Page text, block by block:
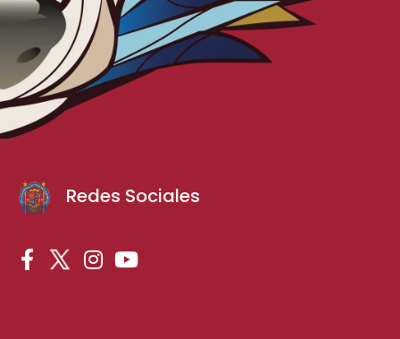
Redes Sociales